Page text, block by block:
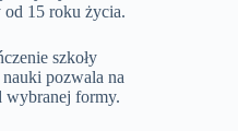
od 15 roku życia.
szkoły
pozwala na
wybranej formy.